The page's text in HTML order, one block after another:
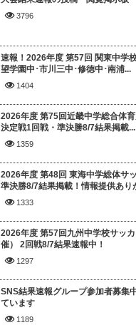
3796
速報！2026年度 第57回 関東中学
望学園中･市川三中･修徳中･南浦...
1404
2026年度 第75回近畿中学総合体
決定戦1回戦・準決勝8/7結果掲載...
1359
2026年度 第48回 東海中学総体サ
準決勝8/7結果掲載！情報提供あり
1333
2026年度 第57回九州中学校サッ
催） 2回戦8/7結果速報中！
1297
SNS結果速報グループ参加者募集
ています
1189